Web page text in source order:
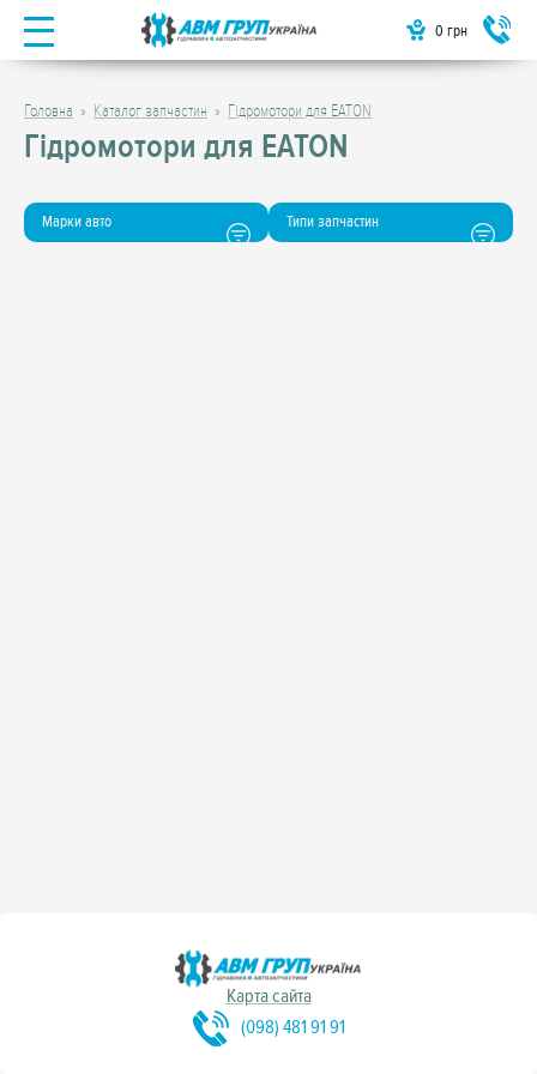
0 грн
Головна Каталог запчастин Гідромотори для EATON
Гідромотори для EATON
Марки авто Типи запчастин
Карта сайта
(098) 481 91 91